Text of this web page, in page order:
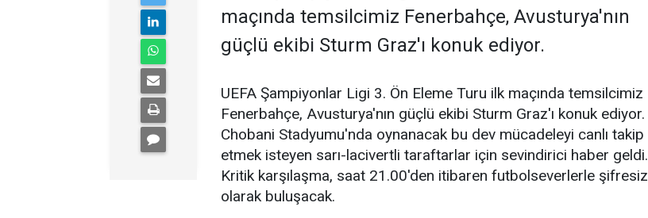
maçında temsilcimiz Fenerbahçe, Avusturya'nın
güçlü ekibi Sturm Graz'ı konuk ediyor.
UEFA Şampiyonlar Ligi 3. Ön Eleme Turu ilk maçında temsilcimiz
Fenerbahçe, Avusturya'nın güçlü ekibi Sturm Graz'ı konuk ediyor.
Chobani Stadyumu'nda oynanacak bu dev mücadeleyi canlı takip
etmek isteyen sarı-lacivertli taraftarlar için sevindirici haber geldi.
Kritik karşılaşma, saat 21.00'den itibaren futbolseverlerle şifresiz
olarak buluşacak.